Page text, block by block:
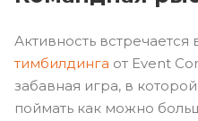
Активность
тимбилдинга от Event
забавная игра, в
поймать как можно